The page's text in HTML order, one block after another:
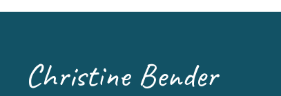
Christine Bender